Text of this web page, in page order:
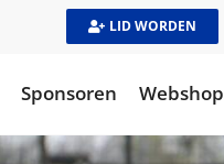
LID WORDEN
Sponsoren Webshop